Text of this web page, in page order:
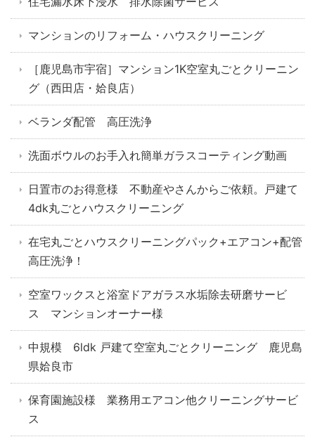
マンションのリフォーム・ハウスクリーニング
［鹿児島市宇宿］マンション1K空室丸ごとクリーニン
グ（西田店・姶良店）
ベランダ配管 高圧洗浄
洗面ボウルのお手入れ簡単ガラスコーティング動画
日置市のお得意様 不動産やさんからご依頼。戸建て
4dk丸ごとハウスクリーニング
在宅丸ごとハウスクリーニングパック+エアコン+配管
高圧洗浄！
空室ワックスと浴室ドアガラス水垢除去研磨サービ
ス マンションオーナー様
中規模 6ldk 戸建て空室丸ごとクリーニング 鹿児島
県姶良市
保育園施設様 業務用エアコン他クリーニングサービ
ス